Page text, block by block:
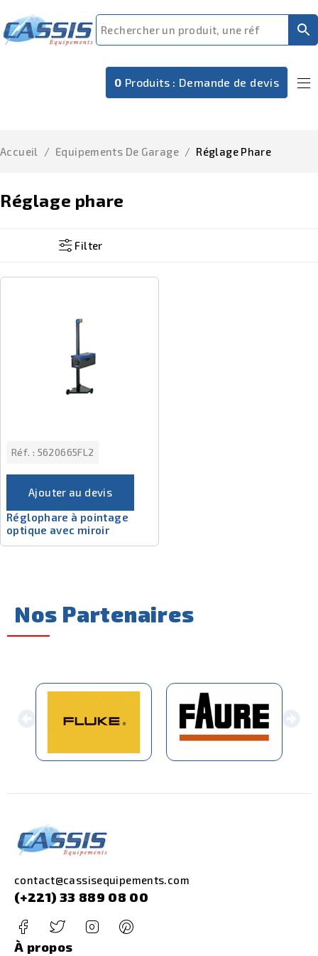
0 Produits : Demande de devis
Réglage phare
Accueil / Equipements De Garage / Réglage Phare
Filter
Réf. : 5620665FL2
Ajouter au devis
Réglophare à pointage
optique avec miroir
Nos Partenaires
contact@cassisequipements.com
(+221) 33 889 08 00
À propos